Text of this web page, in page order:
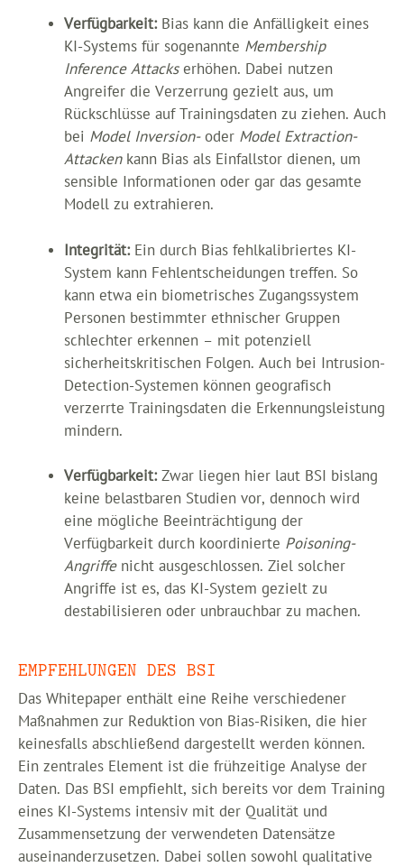
Verfügbarkeit:Bias kann die Anfälligkeit eines
KI-Systems für sogenannte Membership
Inference Attackserhöhen. Dabei nutzen
Angreifer die Verzerrung gezielt aus, um
Rückschlüsse auf Trainingsdaten zu ziehen. Auch
bei Model Inversion-oder Model Extraction-
Attackenkann Bias als Einfallstor dienen, um
sensible Informationen oder gar das gesamte
Modell zu extrahieren.
Integrität:Ein durch Bias fehlkalibriertes KI-
System kann Fehlentscheidungen treffen. So
kann etwa ein biometrisches Zugangssystem
Personen bestimmter ethnischer Gruppen
schlechter erkennen – mit potenziell
sicherheitskritischen Folgen. Auch bei Intrusion-
Detection-Systemen können geografisch
verzerrte Trainingsdaten die Erkennungsleistung
mindern.
Verfügbarkeit:Zwar liegen hier laut BSI bislang
keine belastbaren Studien vor, dennoch wird
eine mögliche Beeinträchtigung der
Verfügbarkeit durch koordinierte Poisoning-
Angriffenicht ausgeschlossen. Ziel solcher
Angriffe ist es, das KI-System gezielt zu
destabilisieren oder unbrauchbar zu machen.
EMPFEHLUNGEN DES BSI
Das Whitepaper enthält eine Reihe verschiedener
Maßnahmen zur Reduktion von Bias-Risiken, die hier
keinesfalls abschließend dargestellt werden können.
Ein zentrales Element ist die frühzeitige Analyse der
Daten. Das BSI empfiehlt, sich bereits vor dem Training
eines KI-Systems intensiv mit der Qualität und
Zusammensetzung der verwendeten Datensätze
auseinanderzusetzen. Dabei sollen sowohl qualitative